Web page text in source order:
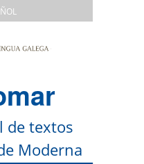
de textos
Moderna